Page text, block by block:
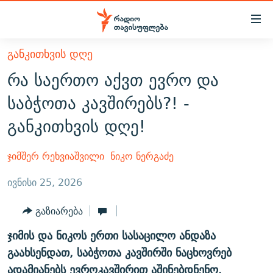
Accessibility
მთავარ
შინაარსზე
დაბრუნება
მთავარ
ნავიგაციაზე
დაბრუნება
ძიებაზე
დაბრუნება
ᲐᲮᲐᲚᲘ ᲐᲛᲑᲔᲑᲘ
ᲗᲔᲛᲔᲑᲘ
ᲞᲝᲚᲘᲢᲘᲙᲐ
ᲔᲙᲝᲜᲝᲛᲘᲙᲐ
ᲡᲐᲖᲝᲒᲐᲓᲝᲔᲑᲐ
ᲙᲣᲚᲢᲣᲠᲐ
ᲕᲘᲓᲔᲝ
ᲑᲚᲝᲒᲔᲑᲘ
ᲞᲝᲓᲙᲐᲡᲢᲔᲑᲘ
ᲐᲡᲐᲗᲘᲐᲜᲘᲡ ᲙᲣᲗᲮᲔ
60 ᲓᲔᲪᲘᲑᲔᲚᲘ
ᲒᲐᲜᲙᲘᲗᲮᲕᲘᲡ ᲓᲦᲔ
ᲓᲘᲚᲘᲡ ᲡᲐᲣᲑᲠᲔᲑᲘ
ᲒᲐᲓᲐᲪᲔᲛᲔᲑᲘ
ᲤᲔᲜᲝᲕᲐᲜᲘ - 2.10
ᲞᲠᲝᲔᲥᲢᲔᲑᲘ
ᲣᲙᲠᲐᲘᲜᲐᲨᲘ ᲓᲐᲦᲣᲞᲣᲚᲘ ᲥᲐᲠᲗᲕᲔᲚᲘ ᲛᲔᲑᲠᲫᲝᲚᲔᲑᲘ - 2022
ᲓᲐᲛᲝᲣᲙᲘᲓᲔᲑᲚᲝᲑᲘᲡ 100 ᲬᲔᲚᲘ
ЭХО КАВКАЗА
ᲒᲐᲜᲙᲘᲗᲮᲕᲘᲡ ᲓᲦᲔ
რა საერთო აქვთ ევრო და
საბჭოთა კავშირებს?! -
განკითხვის დღე!
ჯიმშერ რეხვიაშვილი ნიკო ნერგაძე
ივნისი 25, 2026
გაზიარება
ჯიმის და ნიკოს ერთი სასაცილო ანდაზა
გაახსენდათ, საბჭოთა კავშირში ნაცხოვრებ